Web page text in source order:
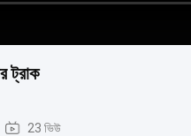
ট্রাক
23 ভিউ